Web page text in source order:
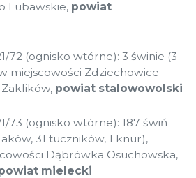
Lubawskie, powiat
72 (ognisko wtórne): 3 świnie (3
miejscowości Zdziechowice
powiat stalowowolski
73 (ognisko wtórne): 187 świń
31 tuczników, 1 knur),
Dąbrówka Osuchowska,
mielecki